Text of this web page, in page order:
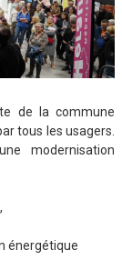
de la commune
tous les usagers.
modernisation
énergétique